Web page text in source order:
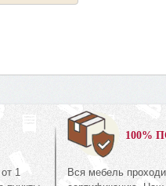
1
100%
Вся мебель
3Я